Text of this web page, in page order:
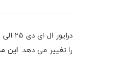
را تغییر می دهد .این